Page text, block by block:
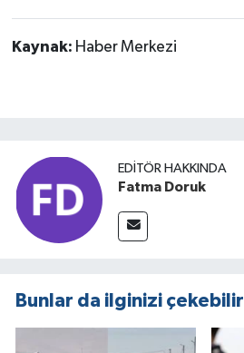
Kaynak: Haber Merkezi
EDITÖR HAKKINDA
Fatma Doruk
Bunlar da ilginizi çekebilir